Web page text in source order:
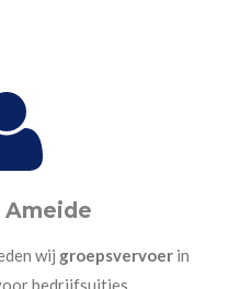
Ameide
wij groepsvervoer in
bedrijfsuitjes,